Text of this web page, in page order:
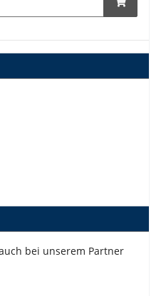
bei unserem Partner